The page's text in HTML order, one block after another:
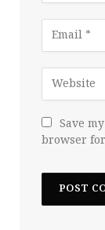
Save
browser